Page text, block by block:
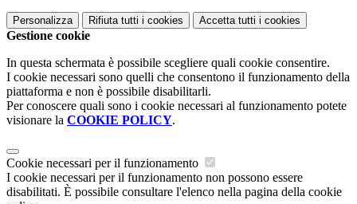
Personalizza Rifiuta tutti i cookies Accetta tutti i cookies
Gestione cookie
In questa schermata è possibile scegliere quali cookie consentire.
I cookie necessari sono quelli che consentono il funzionamento della
piattaforma e non è possibile disabilitarli.
Per conoscere quali sono i cookie necessari al funzionamento potete
visionare la COOKIE POLICY.
Cookie necessari per il funzionamento
I cookie necessari per il funzionamento non possono essere
disabilitati. È possibile consultare l'elenco nella pagina della cookie